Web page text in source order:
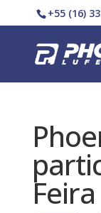
+55 (16)